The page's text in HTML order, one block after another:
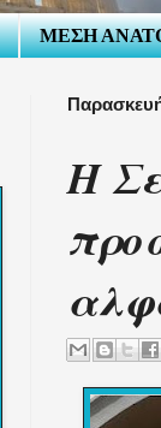
ΜΕΣΗ
Η